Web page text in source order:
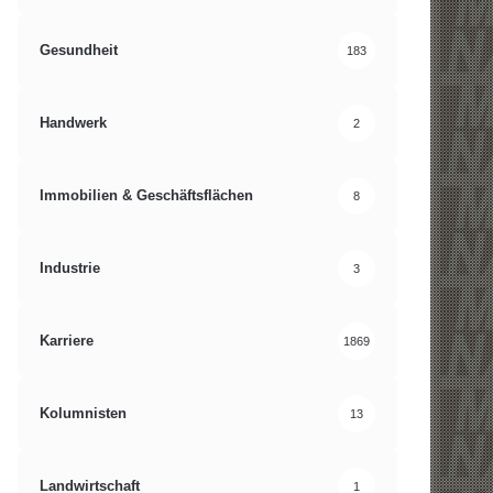
Gesundheit 183
Handwerk 2
Immobilien & Geschäftsflächen 8
Industrie 3
Karriere 1869
Kolumnisten 13
Landwirtschaft 1